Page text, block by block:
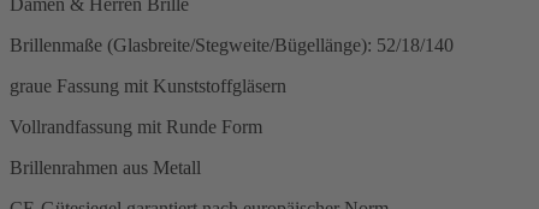
Damen & Herren Brille
Brillenmaße (Glasbreite/Stegweite/Bügellänge): 52/18/140
graue Fassung mit Kunststoffgläsern
Vollrandfassung mit Runde Form
Brillenrahmen aus Metall